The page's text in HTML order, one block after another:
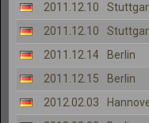
2011.12.10
2011.12.10
2011.12.14
Berlin
2011.12.15
Berlin
2012.02.03